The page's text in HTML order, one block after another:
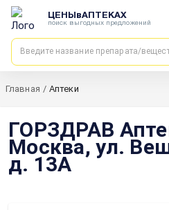
ЦЕНЫвАПТЕКАХ
поиск выгодных предложений
Главная / Аптеки
ГОРЗДРАВ
Москва, ул.
д. 13А